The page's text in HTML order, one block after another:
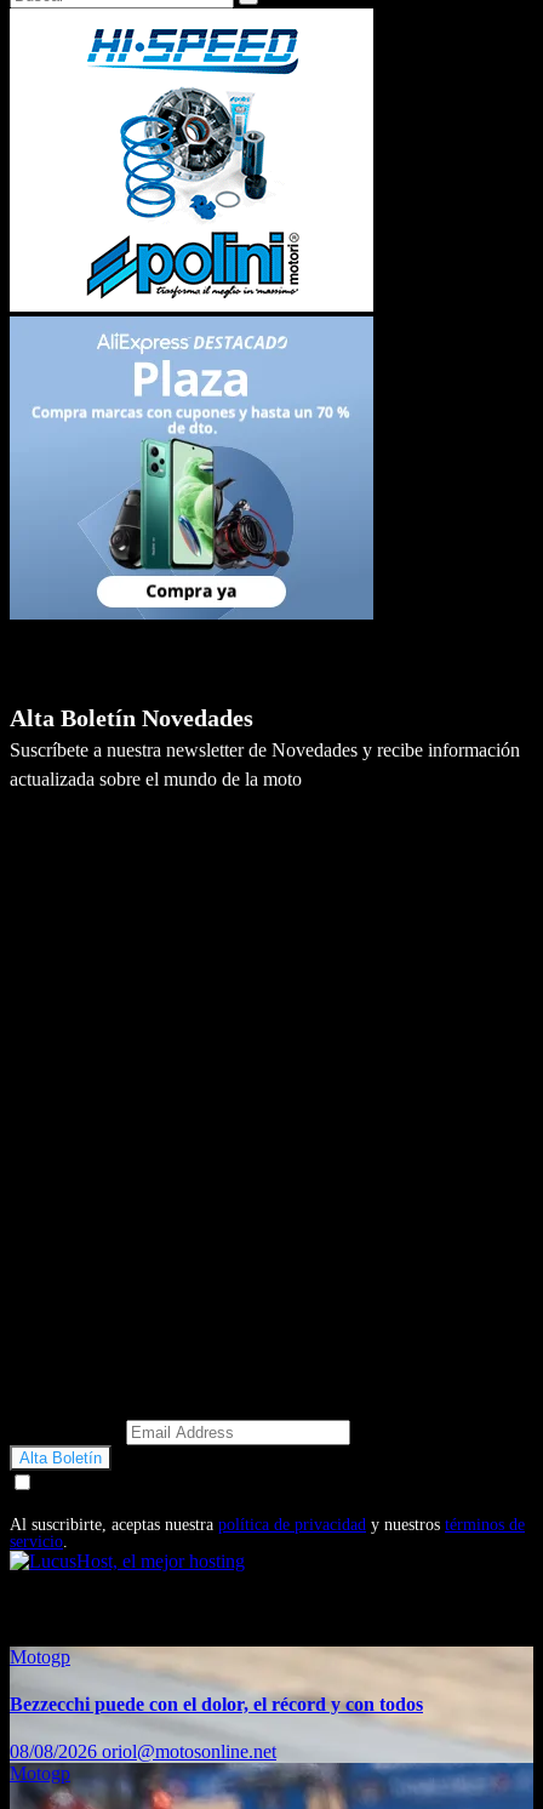
Alta Boletín Novedades
Suscríbete a nuestra newsletter de Novedades y recibe información
actualizada sobre el mundo de la moto
Al suscribirte, aceptas nuestra política de privacidad y nuestros términos de
servicio.
Motogp
Bezzecchi puede con el dolor, el récord y con todos
08/08/2026 oriol@motosonline.net
Motogp